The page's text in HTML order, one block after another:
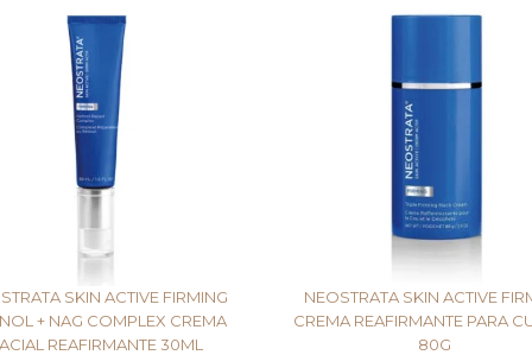
SKIN ACTIVE FIRMING
+ NAG COMPLEX CREMA
REAFIRMANTE 30ML
NEOSTRATA SKIN ACTIVE
CREMA REAFIRMANTE PARA
80G